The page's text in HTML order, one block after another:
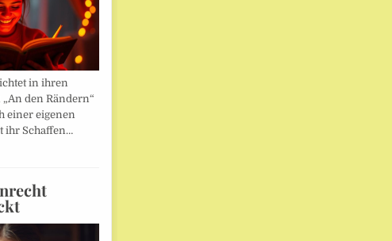
in ihren
den Rändern“
einer eigenen
ihr Schaffen…